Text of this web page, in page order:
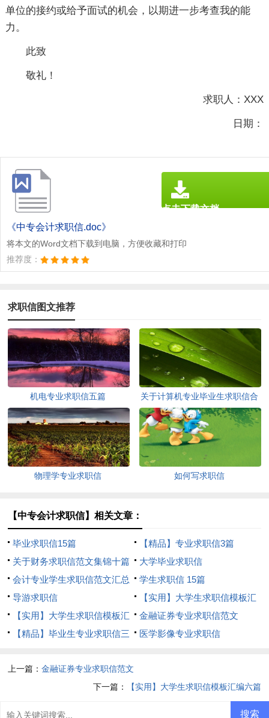
单位的接约或给予面试的机会，以期进一步考查我的能
力。
此致
敬礼！
求职人：XXX
日期：
《中专会计求职信.doc》
将本文的Word文档下载到电脑，方便收藏和打印
推荐度：
点击下载文档
求职信图文推荐
机电专业求职信五篇
关于计算机专业毕业生求职信合
集四篇
物理学专业求职信 如何写求职信
【中专会计求职信】相关文章：
毕业求职信15篇
【精品】专业求职信3篇
关于财务求职信范文集锦十篇
大学毕业求职信
会计专业学生求职信范文汇总
4篇
学生求职信 15篇
导游求职信
【实用】大学生求职信模板汇
编七篇
【实用】大学生求职信模板汇
编六篇
金融证券专业求职信范文
【精品】毕业生专业求职信三
医学影像专业求职信
上一篇：金融证券专业求职信范文
下一篇：
【实用】大学生求职信模板汇编六篇